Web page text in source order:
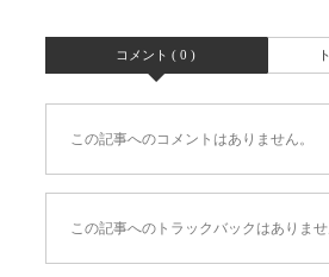
コメント ( 0 )
この記事へのコメントはありません。
この記事へのトラックバックはありませ